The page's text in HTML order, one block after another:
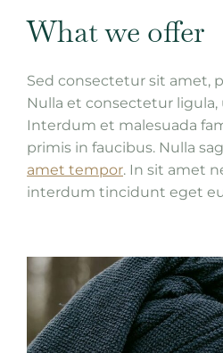
What we offer
Sed consectetur sit amet,
Nulla et consectetur
Interdum et malesuada
primis in faucibus. Nulla
amet tempor. In sit amet
interdum tincidunt eget